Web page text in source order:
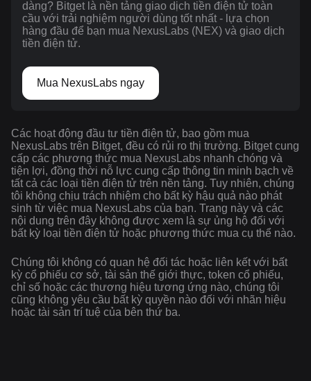
dàng? Bitget là nền tảng giao dịch tiền điện tử toàn
cầu với trải nghiệm người dùng tốt nhất - lựa chọn
hàng đầu để bạn mua NexusLabs (NEX) và giao dịch
tiền điện tử.
Mua NexusLabs ngay
Các hoạt động đầu tư tiền điện tử, bao gồm mua
NexusLabs trên Bitget, đều có rủi ro thị trường. Bitget cung
cấp các phương thức mua NexusLabs nhanh chóng và
tiện lợi, đồng thời nỗ lực cung cấp thông tin minh bạch về
tất cả các loại tiền điện tử trên nền tảng. Tuy nhiên, chúng
tôi không chịu trách nhiệm cho bất kỳ hậu quả nào phát
sinh từ việc mua NexusLabs của bạn. Trang này và các
nội dung trên đây không được xem là sự ủng hộ đối với
bất kỳ loại tiền điện tử hoặc phương thức mua cụ thể nào.
Chúng tôi không có quan hệ đối tác hoặc liên kết với bất
kỳ cổ phiếu cơ sở, tài sản thế giới thực, token cổ phiếu,
chỉ số hoặc các thương hiệu tương ứng nào, chúng tôi
cũng không yêu cầu bất kỳ quyền nào đối với nhãn hiệu
hoặc tài sản trí tuệ của bên thứ ba.